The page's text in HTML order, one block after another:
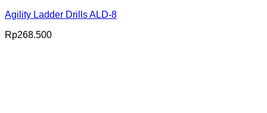
Agility Ladder Drills ALD-8
Rp268.500